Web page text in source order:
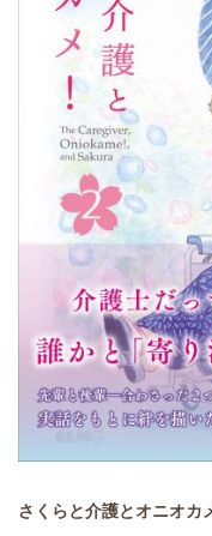
さくらと介護とオニオカ